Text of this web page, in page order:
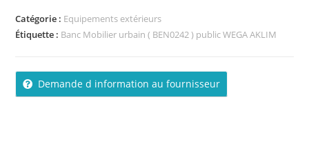
Catégorie : Equipements extérieurs
Étiquette : Banc Mobilier urbain ( BEN0242 ) public WEGA AKLIM
Demande d information au fournisseur